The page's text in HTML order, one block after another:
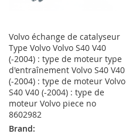
Volvo échange de catalyseur
Type Volvo Volvo S40 V40
(-2004) : type de moteur type
d'entraînement Volvo S40 V40
(-2004) : type de moteur Volvo
S40 V40 (-2004) : type de
moteur Volvo piece no
8602982
Brand: